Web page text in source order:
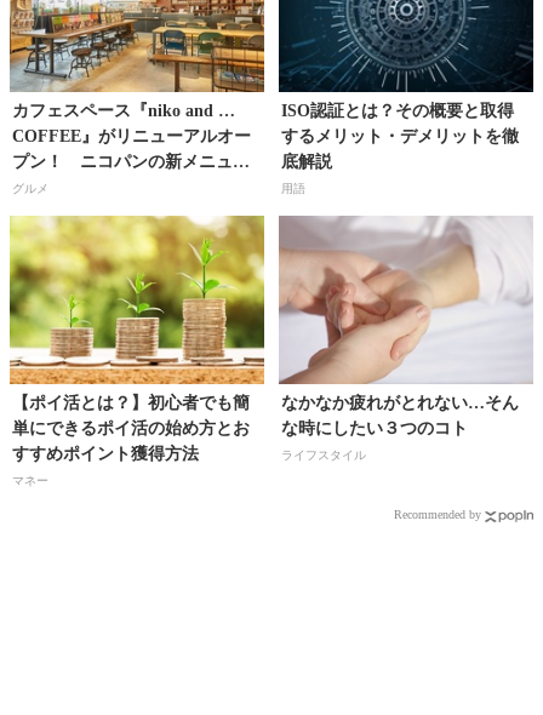
カフェスペース『niko and …
COFFEE』がリニューアルオー
プン！ ニコパンの新メニュー
や季節限定のドリンクも登場！
グルメ
ISO認証とは？その概要と取得
するメリット・デメリットを徹
底解説
用語
【ポイ活とは？】初心者でも簡
単にできるポイ活の始め方とお
すすめポイント獲得方法
マネー
なかなか疲れがとれない…そん
な時にしたい３つのコト
ライフスタイル
Recommended by